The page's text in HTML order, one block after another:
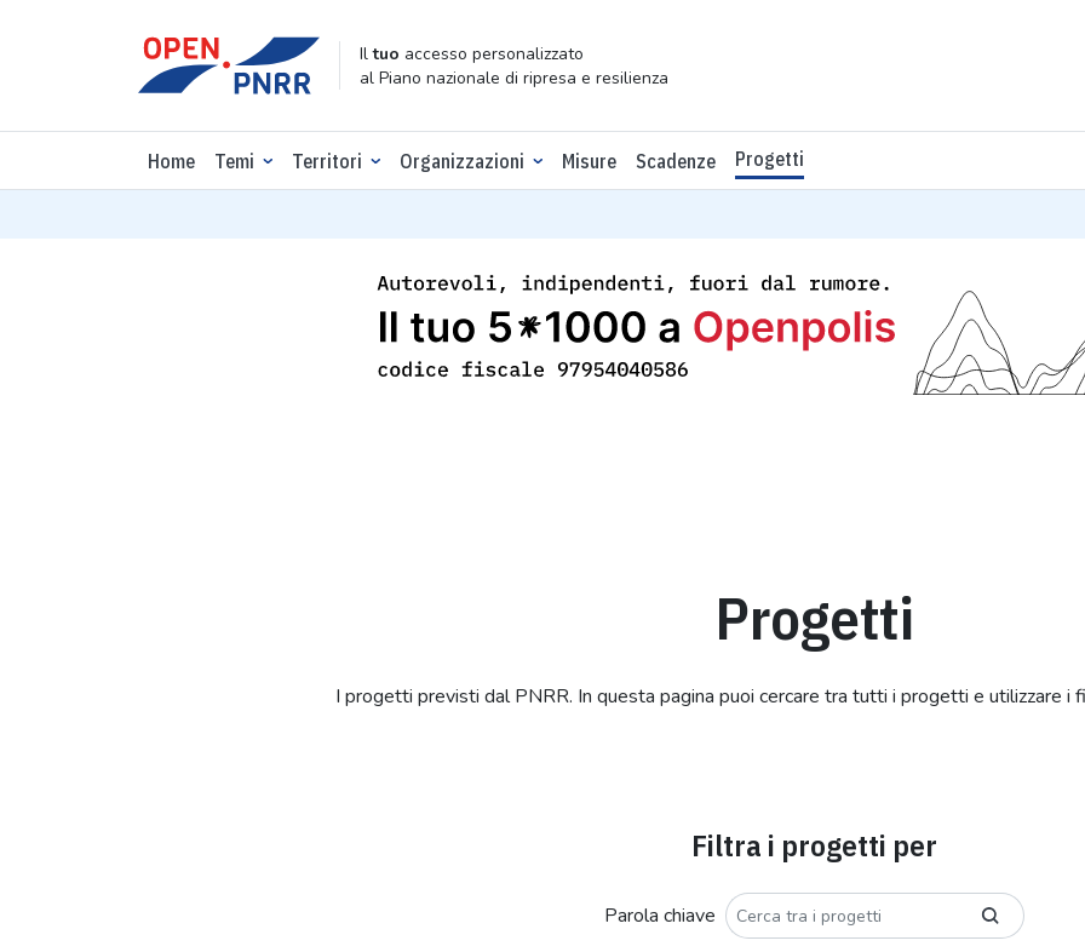
Iltuo accesso personalizzato
al Piano nazionale di ripresa e resilienza
Home Temi Territori Organizzazioni Misure Scadenze Progetti
Progetti
I progetti previsti dal PNRR. In questa pagina puoi cercare tra tutti i progetti e utilizzare i
Filtra i progetti per
Parola chiave